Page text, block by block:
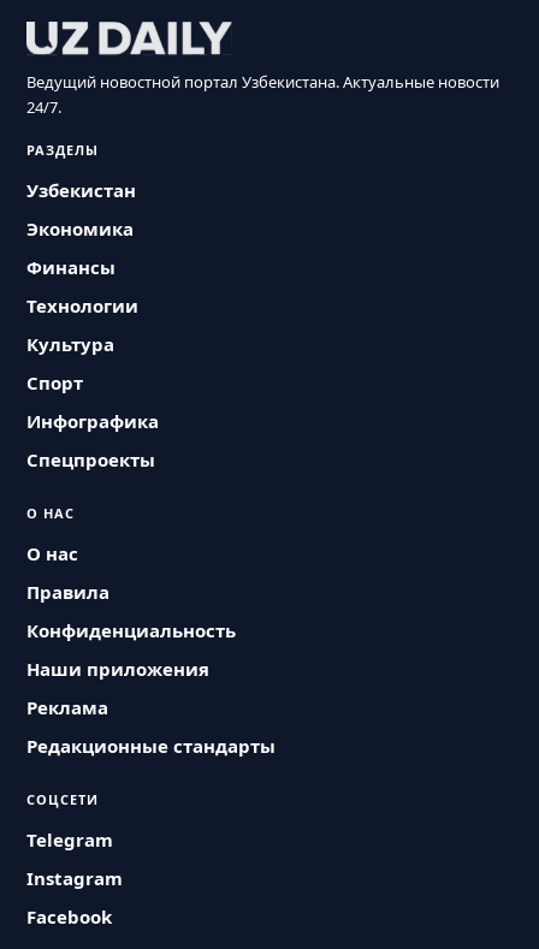
Ведущий новостной портал Узбекистана. Актуальные новости
24/7.
РАЗДЕЛЫ
Узбекистан
Экономика
Финансы
Технологии
Культура
Спорт
Инфографика
Спецпроекты
О НАС
О нас
Правила
Конфиденциальность
Наши приложения
Реклама
Редакционные стандарты
СОЦСЕТИ
Telegram
Instagram
Facebook